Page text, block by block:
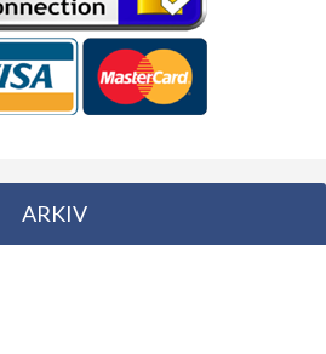
ARKIV